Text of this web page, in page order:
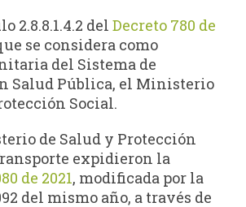
2.8.8.1.4.2 delDecreto 780 de
se considera como
del Sistema de
Salud Pública, el Ministerio
Social.
de Salud y Protección
expidieron la
de 2021, modificada por la
del mismo año, a través de